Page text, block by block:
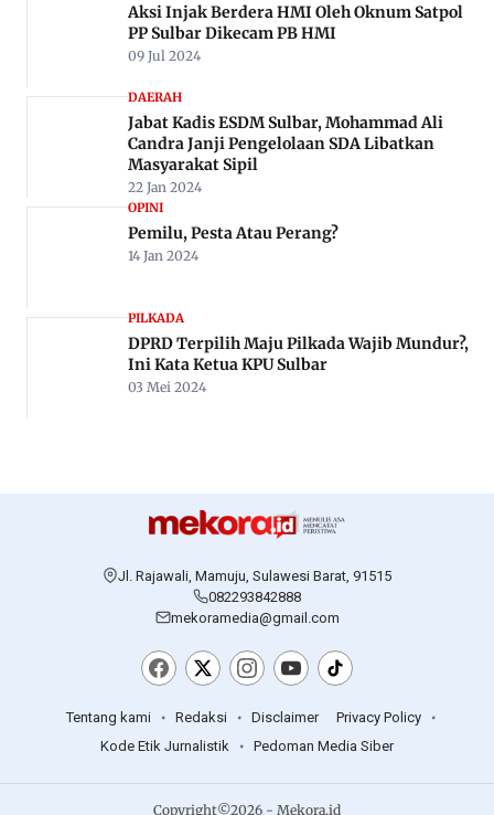
Aksi Injak Berdera HMI Oleh Oknum Satpol
PP Sulbar Dikecam PB HMI
09 Jul 2024
DAERAH
Jabat Kadis ESDM Sulbar, Mohammad Ali
Candra Janji Pengelolaan SDA Libatkan
Masyarakat Sipil
22 Jan 2024
OPINI
Pemilu, Pesta Atau Perang?
14 Jan 2024
PILKADA
DPRD Terpilih Maju Pilkada Wajib Mundur?,
Ini Kata Ketua KPU Sulbar
03 Mei 2024
Jl. Rajawali, Mamuju, Sulawesi Barat, 91515
082293842888
mekoramedia@gmail.com
Tentang kami Redaksi Disclaimer
Privacy Policy
Kode Etik Jurnalistik
Pedoman Media Siber
Copyright©2026 - Mekora.id